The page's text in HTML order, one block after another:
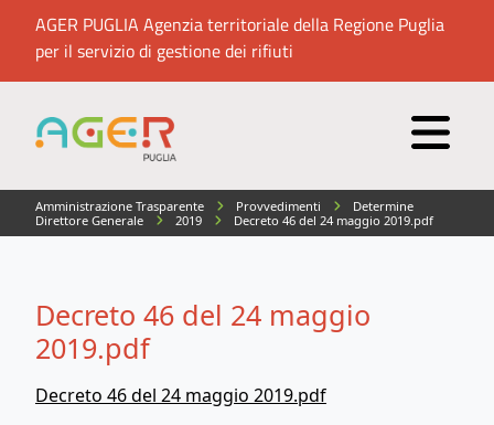
AGER PUGLIA Agenzia territoriale della Regione Puglia
per il servizio di gestione dei rifiuti
Amministrazione Trasparente Provvedimenti
Determine
Direttore Generale
2019 Decreto 46 del 24 maggio 2019.pdf
Decreto 46 del 24 maggio
2019.pdf
Decreto 46 del 24 maggio 2019.pdf